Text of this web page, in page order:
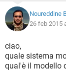
Noureddine
26 feb 2015
ciao,
quale sistema
qual'è il modello